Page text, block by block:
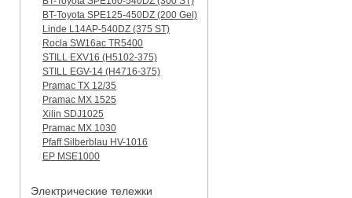
BT-Toyota SPE125-450DZ (200 Gel)
Linde L14AP-540DZ (375 ST)
Rocla SW16ac TR5400
STILL EXV16 (H5102-375)
STILL EGV-14 (H4716-375)
Pramac TX 12/35
Pramac MX 1525
Xilin SDJ1025
Pramac MX 1030
Pfaff Silberblau HV-1016
EP MSE1000
Электрические тележки